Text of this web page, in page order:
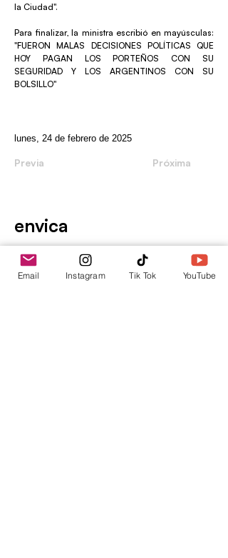
la Ciudad".
Para finalizar, la ministra escribió en mayúsculas:
"FUERON MALAS DECISIONES POLÍTICAS QUE
HOY PAGAN LOS PORTEÑOS CON SU
SEGURIDAD Y LOS ARGENTINOS CON SU
BOLSILLO"
lunes, 24 de febrero de 2025
Previa Próxima
envica
Email Instagram Tik Tok YouTube